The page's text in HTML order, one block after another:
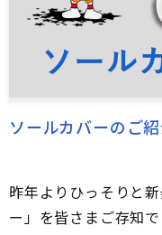
ソールカバーのご
昨年よりひっそりと
ー」を皆さまご存知